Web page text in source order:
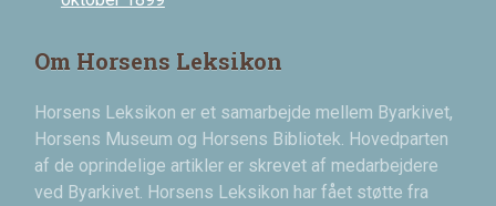
Om Horsens Leksikon
Horsens Leksikon er et samarbejde mellem Byarkivet,
Horsens Museum og Horsens Bibliotek. Hovedparten
af de oprindelige artikler er skrevet af medarbejdere
ved Byarkivet. Horsens Leksikon har fået støtte fra